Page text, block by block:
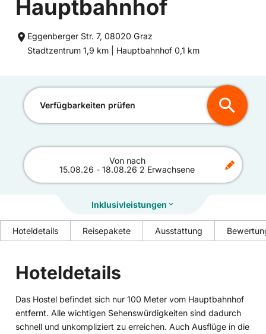
Hauptbahnhof
Eggenberger Str. 7, 08020 Graz
Entfernung
Stadtzentrum 1,9 km | Entfernung
Hauptbahnhof 0,1 km
Verfügbarkeiten prüfen
Von nach
15.08.26 - 18.08.26 2 Erwachsene
Inklusivleistungen
Hoteldetails Reisepakete Ausstattung
Hoteldetails
Das Hostel befindet sich nur 100 Meter vom Hauptbahnhof
entfernt. Alle wichtigen Sehenswürdigkeiten sind dadurch
schnell und unkompliziert zu erreichen. Auch Ausflüge in die